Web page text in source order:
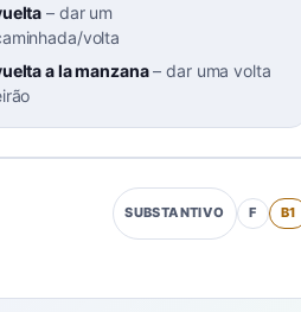
– dar um
volta
a la manzana–dar uma volta
SUBSTANTIVO F B1